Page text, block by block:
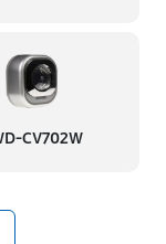
CV702W